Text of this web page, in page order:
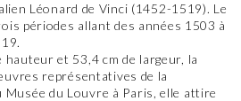
Léonard de Vinci (1452-1519). Le
périodes allant des années 1503 à
hauteur et 53,4 cm de largeur, la
représentatives de la
Musée du Louvre à Paris, elle attire